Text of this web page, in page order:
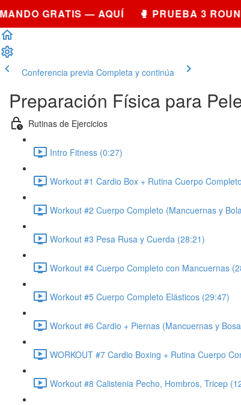
GRATIS — AQUÍ 🥊 PRUEBA 3
Conferencia previa Completa y continúa
Preparación Física para
Rutinas de Ejercicios
Intro Fitness (0:27)
Workout #1 Cardio Box + Rutina Cuerpo
Workout #2 Cuerpo Completo (Mancuernas y
Workout #3 Pesa Rusa y Cuerda (28:21)
Workout #4 Cuerpo Completo con Mancuernas
Workout #5 Cuerpo Completo Elásticos (29:47)
Workout #6 Cardio + Piernas (Mancuernas y
WORKOUT #7 Cardio Boxing + Rutina Cuerpo
Workout #8 Calistenia Pecho, Hombros, Tricep